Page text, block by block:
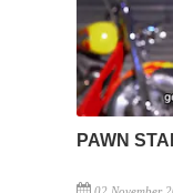
PAWN